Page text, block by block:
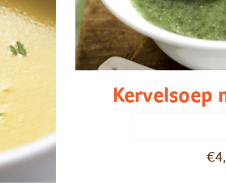
Kervelsoep
€